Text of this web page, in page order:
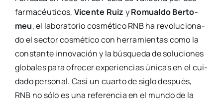
far­ma­céu­ti­cos, Vicen­te Ruiz yRomual­do Ber­to­
meu, el labo­ra­to­rio cos­mé­ti­co RNB ha revo­lu­cio­na­
do el sec­tor cos­mé­ti­co con herra­mien­tas como la
cons­tan­te inno­va­ción y la bús­que­da de solu­cio­nes
glo­ba­les para ofre­cer expe­rien­cias úni­cas en el cui­
da­do per­so­nal. Casi un cuar­to de siglo des­pués,
RNB no sólo es una refe­ren­cia en el mun­do de la